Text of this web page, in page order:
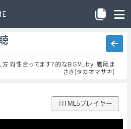
方向性合ってます?的なBGM」by 鷹尾ま
さき(タカオマサキ)
HTML5プレイヤー